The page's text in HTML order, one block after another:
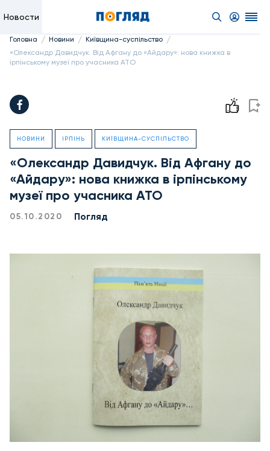
Новости
Головна / Новини / Київщина-суспільство /
«Олександр Давидчук. Від Афгану до «Айдару»: нова книжка в
ірпінському музеї про учасника АТО
НОВИНИ ІРПІНЬ КИЇВЩИНА-СУСПІЛЬСТВО
«Олександр Давидчук. Від Афгану до
«Айдару»: нова книжка в ірпінському
музеї про учасника АТО
05.10.2020 Погляд